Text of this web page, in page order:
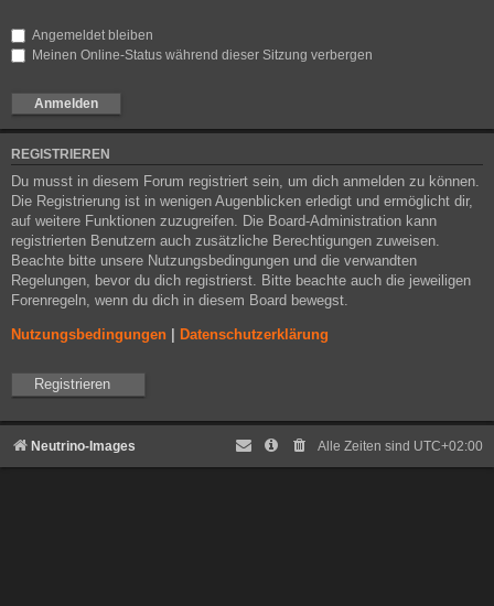
Angemeldet bleiben
Meinen Online-Status während dieser Sitzung verbergen
REGISTRIEREN
Du musst in diesem Forum registriert sein, um dich anmelden zu können.
Die Registrierung ist in wenigen Augenblicken erledigt und ermöglicht dir,
auf weitere Funktionen zuzugreifen. Die Board-Administration kann
registrierten Benutzern auch zusätzliche Berechtigungen zuweisen.
Beachte bitte unsere Nutzungsbedingungen und die verwandten
Regelungen, bevor du dich registrierst. Bitte beachte auch die jeweiligen
Forenregeln, wenn du dich in diesem Board bewegst.
Nutzungsbedingungen Datenschutzerklärung
Registrieren
Neutrino-Images Alle Zeiten sind UTC+02:00